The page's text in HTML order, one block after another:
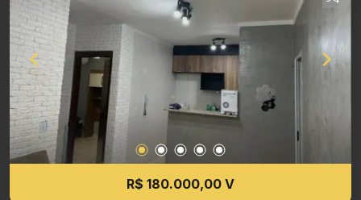
2 áreas de churrasco, quadra de areia
Investimento de Venda: R$ 164.000,00 Obs.: a
imobiliária se reserva o direito de alterar qualquer
informação referente a valores, dados e
disponibilidade de seus imóveis, sem aviso
prévio.
R$ 180.000,00 V